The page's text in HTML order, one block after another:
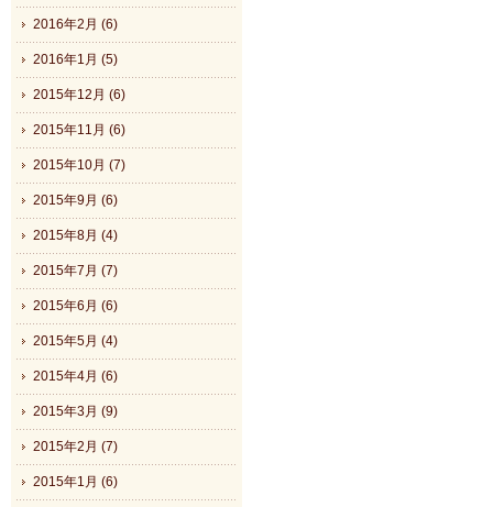
2016年2月 (6)
2016年1月 (5)
2015年12月 (6)
2015年11月 (6)
2015年10月 (7)
2015年9月 (6)
2015年8月 (4)
2015年7月 (7)
2015年6月 (6)
2015年5月 (4)
2015年4月 (6)
2015年3月 (9)
2015年2月 (7)
2015年1月 (6)